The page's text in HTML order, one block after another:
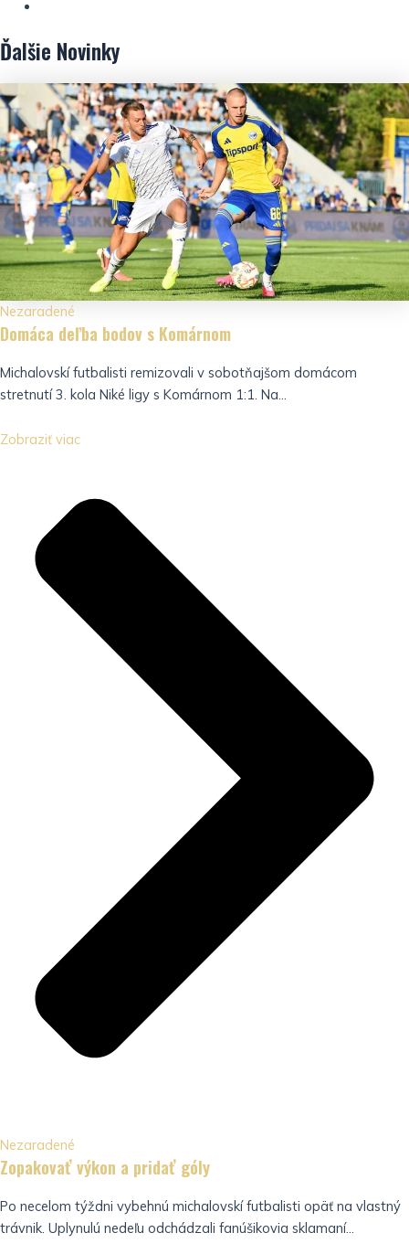
Ďalšie Novinky
Nezaradené
Domáca deľba bodov s Komárnom
Michalovskí futbalisti remizovali v sobotňajšom domácom
stretnutí 3. kola Niké ligy s Komárnom 1:1. Na...
Zobraziť viac
Nezaradené
Zopakovať výkon a pridať góly
Po necelom týždni vybehnú michalovskí futbalisti opäť na vlastný
trávnik. Uplynulú nedeľu odchádzali fanúšikovia sklamaní...